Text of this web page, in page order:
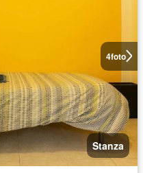
4foto
Stanza